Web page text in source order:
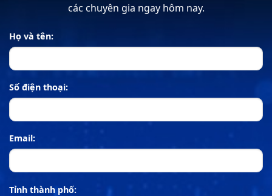
các chuyên gia ngay hôm nay.
Họ và tên:
Số điện thoại:
Email:
Tỉnh thành phố: